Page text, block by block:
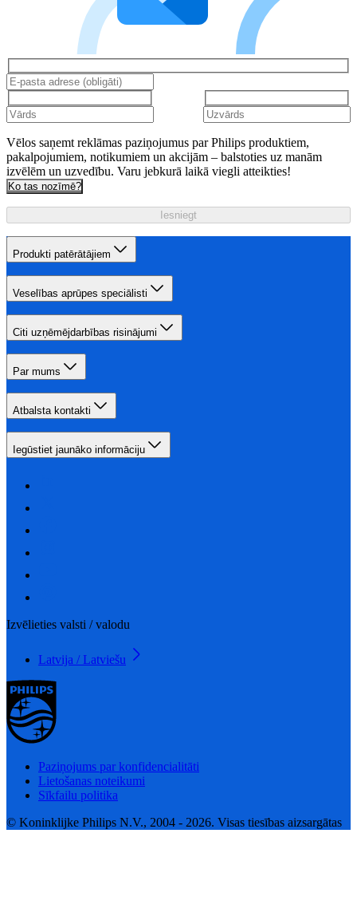
Vēlos saņemt reklāmas paziņojumus par Philips produktiem,
pakalpojumiem, notikumiem un akcijām – balstoties uz manām
izvēlēm un uzvedību. Varu jebkurā laikā viegli atteikties!
Ko tas nozīmē?
Iesniegt
Produkti patērātājiem
Veselības aprūpes speciālisti
Citi uzņēmējdarbības risinājumi
Par mums
Atbalsta kontakti
Iegūstiet jaunāko informāciju
Izvēlieties valsti / valodu
Latvija / Latviešu
Paziņojums par konfidencialitāti
Lietošanas noteikumi
Sīkfailu politika
© Koninklijke Philips N.V., 2004 - 2026. Visas tiesības aizsargātas